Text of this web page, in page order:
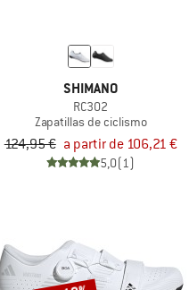
SHIMANO
RC302
Zapatillas de ciclismo
124,95 € a partir de 106,21 €
5,0(1)